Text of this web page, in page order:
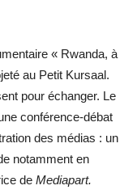
« Rwanda, à
au Petit Kursaal.
pour échanger. Le
conférence-débat
des médias : un
notamment en
de Mediapart.